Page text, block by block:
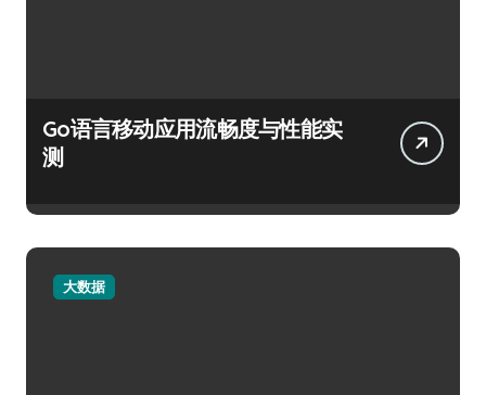
Go语言移动应用流畅度与性能实
测
大数据